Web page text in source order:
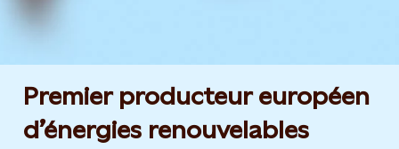
Premier producteur européen
d’énergies renouvelables